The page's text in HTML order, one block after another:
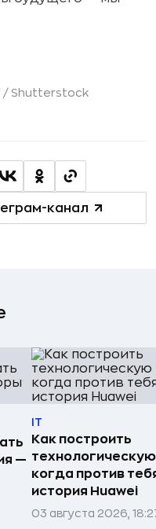
/ Shutterstock
канал
—
IT
Как построить
когда против
история Huawei
03 августа 2026,